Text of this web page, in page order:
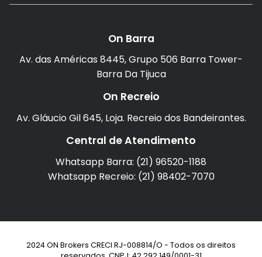
On Barra
Av. das Américas 8445, Grupo 506 Barra Tower-
Barra Da Tijuca
On Recreio
Av. Gláucio Gil 645, Loja. Recreio dos Bandeirantes.
Central de Atendimento
Whatsapp Barra: (21) 96520-1188
Whatsapp Recreio: (21) 98402-7070
2024 ON Brokers CRECI RJ-008814/O - Todos os direitos